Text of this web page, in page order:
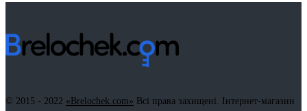
© 2015 - 2022 «Brelochek.com» Всі права захищені. Інтернет-магазин